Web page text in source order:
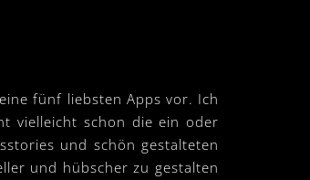
fünf liebsten Apps vor. Ich
vielleicht schon die ein oder
und schön gestalteten
und hübscher zu gestalten